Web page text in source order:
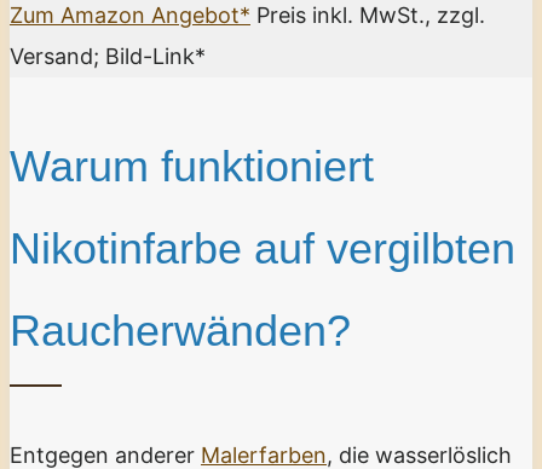
Zum Amazon Angebot* Preis inkl. MwSt., zzgl.
Versand; Bild-Link*
Warum funktioniert
Nikotinfarbe auf vergilbten
Raucherwänden?
Entgegen anderer Malerfarben, die wasserlöslich